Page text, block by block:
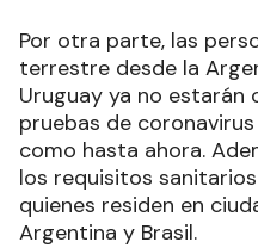
Por otra parte, las
terrestre desde la
Uruguay ya no estarán
pruebas de
como hasta ahora.
los requisitos
quienes residen en
Argentina y Brasil.